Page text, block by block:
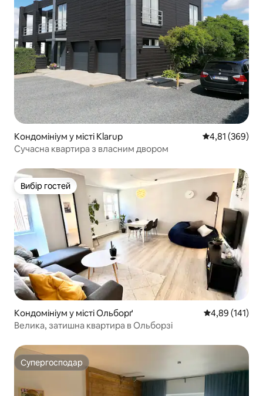
Кондомініум у місті Klarup Середня
4,81 (369)
Сучасна квартира з власним двором
Вибір гостей
Вибір гостей
Кондомініум у місті Ольборґ Середня
4,89 (141)
Велика, затишна квартира в Ольборзі
Супергосподар
Супергосподар